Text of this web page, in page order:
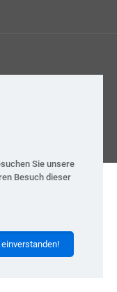
Sie unsere
Besuch dieser